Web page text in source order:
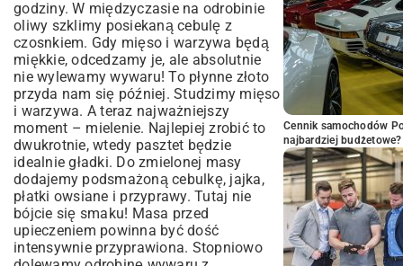
godziny. W międzyczasie na odrobinie
oliwy szklimy posiekaną cebulę z
czosnkiem. Gdy mięso i warzywa będą
miękkie, odcedzamy je, ale absolutnie
nie wylewamy wywaru! To płynne złoto
przyda nam się później. Studzimy mięso
i warzywa. A teraz najważniejszy
moment – mielenie. Najlepiej zrobić to
dwukrotnie, wtedy pasztet będzie
idealnie gładki. Do zmielonej masy
dodajemy podsmażoną cebulkę, jajka,
płatki owsiane i przyprawy. Tutaj nie
bójcie się smaku! Masa przed
upieczeniem powinna być dość
intensywnie przyprawiona. Stopniowo
Cennik samochodów
najbardziej budżetowe?